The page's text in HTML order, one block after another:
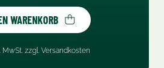
WARENKORB
MwSt. zzgl. Versandkosten